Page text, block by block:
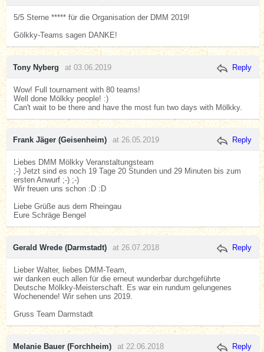
5/5 Sterne ***** für die Organisation der DMM 2019!
Gölkky-Teams sagen DANKE!
Tony Nyberg at 03.06.2019 Reply
Wow! Full tournament with 80 teams!
Well done Mölkky people! :)
Can't wait to be there and have the most fun two days with Mölkky.
Frank Jäger (Geisenheim) at 26.05.2019 Reply
Liebes DMM Mölkky Veranstaltungsteam
;-) Jetzt sind es noch 19 Tage 20 Stunden und 29 Minuten bis zum
ersten Anwurf ;-) ;-)
Wir freuen uns schon :D :D
Liebe Grüße aus dem Rheingau
Eure Schräge Bengel
Gerald Wrede (Darmstadt) at 26.07.2018 Reply
Lieber Walter, liebes DMM-Team,
wir danken euch allen für die erneut wunderbar durchgeführte
Deutsche Mölkky-Meisterschaft. Es war ein rundum gelungenes
Wochenende! Wir sehen uns 2019.
Gruss Team Darmstadt
Melanie Bauer (Forchheim) at 22.06.2018 Reply